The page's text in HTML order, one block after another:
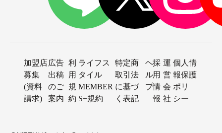
加盟店
募集
(資料
請求)
広告
出稿
のご
案内
利
用
規
約
ライフス
タイル
MEMBER
S+規約
特定商
取引法
に基づ
く表記
ヘ
ル
プ
採
用
情
報
運
営
会
社
個人情
報保護
ポリ
シー